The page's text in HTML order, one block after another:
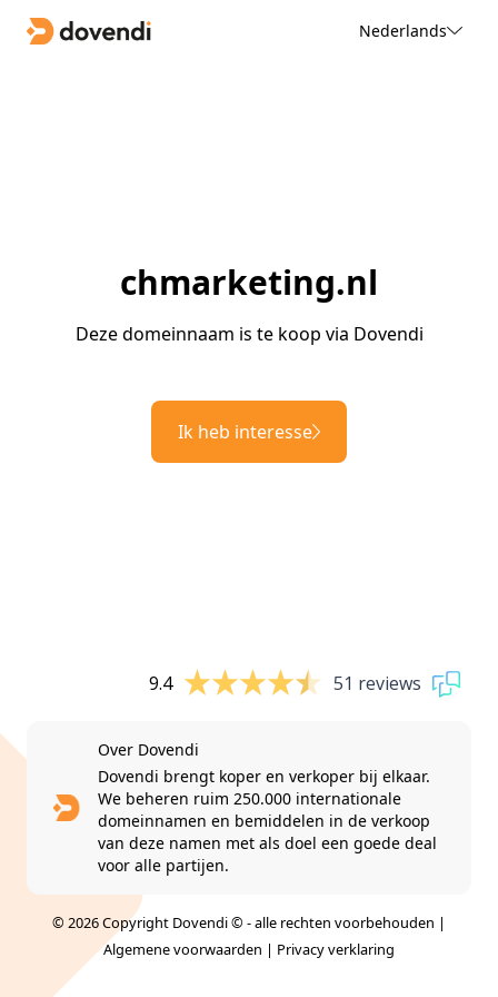
Nederlands
chmarketing.nl
Deze domeinnaam is te koop via Dovendi
Ik heb interesse
9.4 51 reviews
Over Dovendi
Dovendi brengt koper en verkoper bij elkaar.
We beheren ruim 250.000 internationale
domeinnamen en bemiddelen in de verkoop
van deze namen met als doel een goede deal
voor alle partijen.
© 2026 Copyright Dovendi © - alle rechten voorbehouden |
Algemene voorwaarden | Privacy verklaring